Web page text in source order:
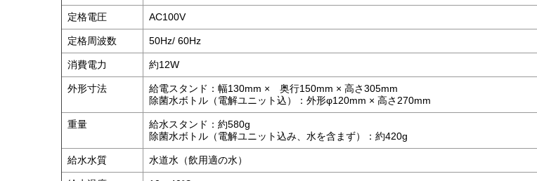
定格電圧 AC100V
定格周波数 50Hz/ 60Hz
消費電力 約12W
外形寸法
給電スタンド：幅130mm × 奥行150mm × 高さ305mm
除菌水ボトル（電解ユニット込）：外形φ120mm × 高さ270mm
重量
給水スタンド：約580g
除菌水ボトル（電解ユニット込み、水を含まず）：約420g
給水水質 水道水（飲用適の水）